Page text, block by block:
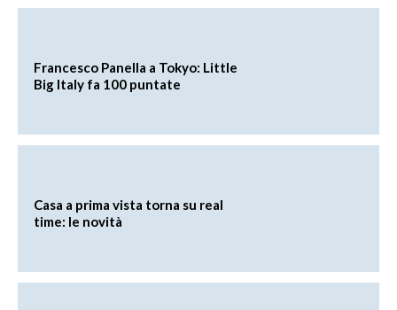
Francesco Panella a Tokyo: Little
Big Italy fa 100 puntate
Casa a prima vista torna su real
time: le novità